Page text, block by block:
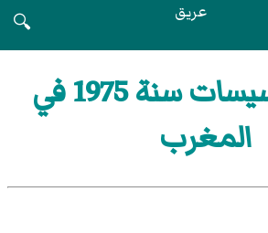
عريق
🔍
فهرس:تأسيسات سنة 1975 في
المغرب